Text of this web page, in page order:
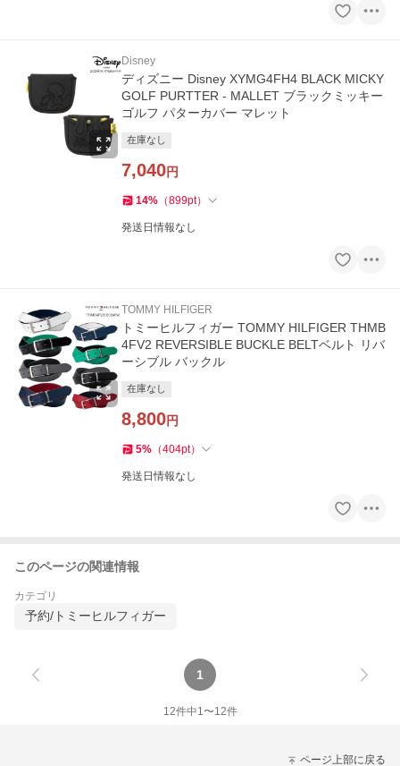
Disney
ディズニー Disney XYMG4FH4 BLACK MICKY
GOLF PURTTER - MALLET ブラックミッキー
ゴルフ パターカバー マレット
在庫なし
7,040円
14% （899pt）
発送日情報なし
TOMMY HILFIGER
トミーヒルフィガー TOMMY HILFIGER THMB
4FV2 REVERSIBLE BUCKLE BELTベルト リバ
ーシブル バックル
在庫なし
8,800円
5% （404pt）
発送日情報なし
このページの関連情報
カテゴリ
予約/トミーヒルフィガー
1
12件中1〜12件
ページ上部に戻る